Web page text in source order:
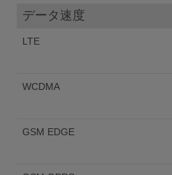
データ速度
LTE
WCDMA
GSM EDGE